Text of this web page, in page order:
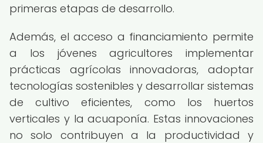
primeras etapas de desarrollo.
Además, el acceso a financiamiento permite
a los jóvenes agricultores implementar
prácticas agrícolas innovadoras, adoptar
tecnologías sostenibles y desarrollar sistemas
de cultivo eficientes, como los huertos
verticales y la acuaponía. Estas innovaciones
no solo contribuyen a la productividad y